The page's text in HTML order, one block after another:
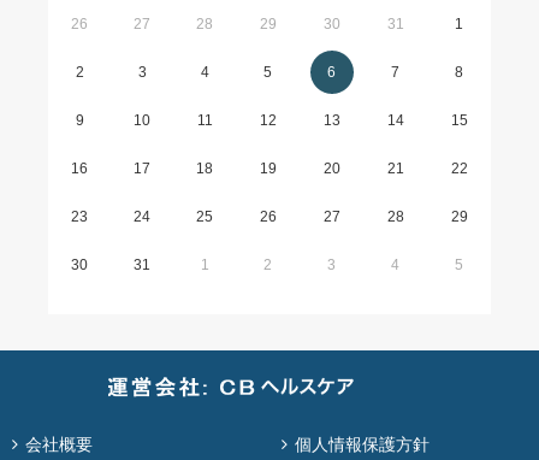
26 27 28 29 30 31 1
2 3 4 5 6 7 8
9 10 11 12 13 14 15
16 17 18 19 20 21 22
23 24 25 26 27 28 29
30 31 1 2 3 4 5
会社概要 個人情報保護方針